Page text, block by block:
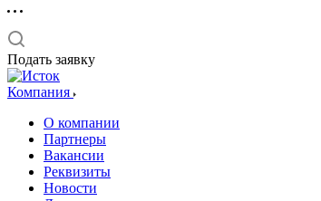
Подать заявку
Компания
О компании
Партнеры
Вакансии
Реквизиты
Новости